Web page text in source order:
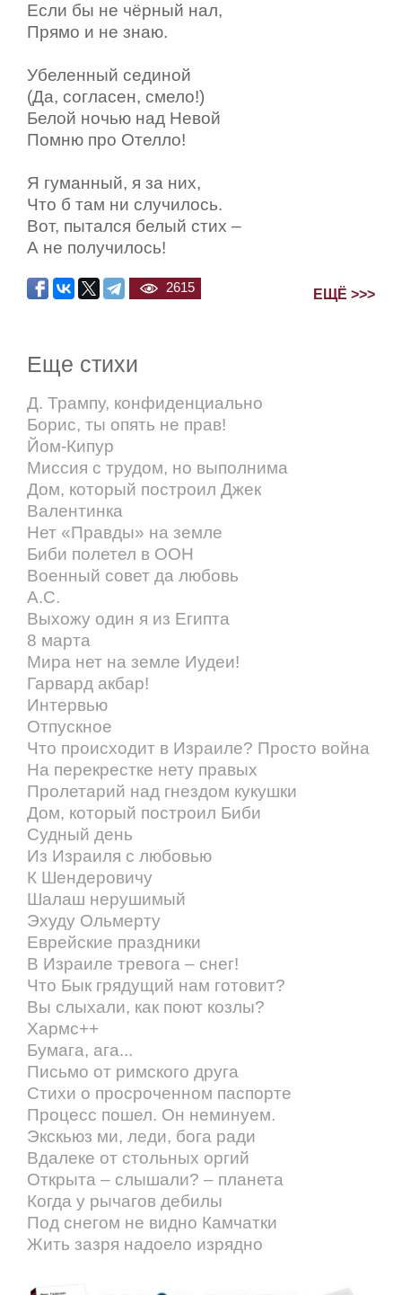
Если бы не чёрный нал,
Прямо и не знаю.
Убеленный сединой
(Да, согласен, смело!)
Белой ночью над Невой
Помню про Отелло!
Я гуманный, я за них,
Что б там ни случилось.
Вот, пытался белый стих –
А не получилось!
2615 ЕЩЁ >>>
Еще стихи
Д. Трампу, конфиденциально
Борис, ты опять не прав!
Йом-Кипур
Миссия с трудом, но выполнима
Дом, который построил Джек
Валентинка
Нет «Правды» на земле
Биби полетел в ООН
Военный совет да любовь
А.С.
Выхожу один я из Египта
8 марта
Мира нет на земле Иудеи!
Гарвард акбар!
Интервью
Отпускное
Что происходит в Израиле? Просто война
На перекрестке нету правых
Пролетарий над гнездом кукушки
Дом, который построил Биби
Судный день
Из Израиля с любовью
К Шендеровичу
Шалаш нерушимый
Эхуду Ольмерту
Еврейские праздники
В Израиле тревога – снег!
Что Бык грядущий нам готовит?
Вы слыхали, как поют козлы?
Хармс++
Бумага, ага...
Письмо от римского друга
Стихи о просроченном паспорте
Процесс пошел. Он неминуем.
Экскьюз ми, леди, бога ради
Вдалеке от стольных оргий
Открыта – слышали? – планета
Когда у рычагов дебилы
Под снегом не видно Камчатки
Жить зазря надоело изрядно